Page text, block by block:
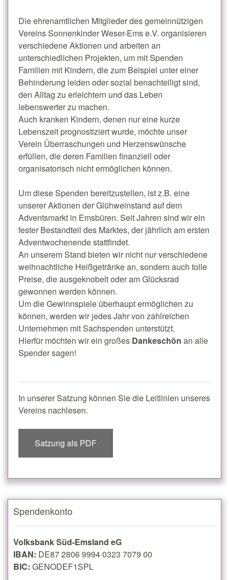
Die ehrenamtlichen Mitglieder des gemeinnützigen
Vereins Sonnenkinder Weser-Ems e.V. organisieren
verschiedene Aktionen und arbeiten an
unterschiedlichen Projekten, um mit Spenden
Familien mit Kindern, die zum Beispiel unter einer
Behinderung leiden oder sozial benachteiligt sind,
den Alltag zu erleichtern und das Leben
lebenswerter zu machen.
Auch kranken Kindern, denen nur eine kurze
Lebenszeit prognostiziert wurde, möchte unser
Verein Überraschungen und Herzenswünsche
erfüllen, die deren Familien finanziell oder
organisatorisch nicht ermöglichen können.
Um diese Spenden bereitzustellen, ist z.B. eine
unserer Aktionen der Glühweinstand auf dem
Adventsmarkt in Emsbüren. Seit Jahren sind wir ein
fester Bestandteil des Marktes, der jährlich am ersten
Adventwochenende stattfindet.
An unserem Stand bieten wir nicht nur verschiedene
weihnachtliche Heißgetränke an, sondern auch tolle
Preise, die ausgeknobelt oder am Glücksrad
gewonnen werden können.
Um die Gewinnspiele überhaupt ermöglichen zu
können, werden wir jedes Jahr von zahlreichen
Unternehmen mit Sachspenden unterstützt.
Hierfür möchten wir ein großes Dankeschön an alle
Spender sagen!
In unserer Satzung können Sie die Leitlinien unseres
Vereins nachlesen.
Satzung als PDF
Spendenkonto
Volksbank Süd-Emsland eG
IBAN: DE87 2806 9994 0323 7079 00
BIC: GENODEF1SPL